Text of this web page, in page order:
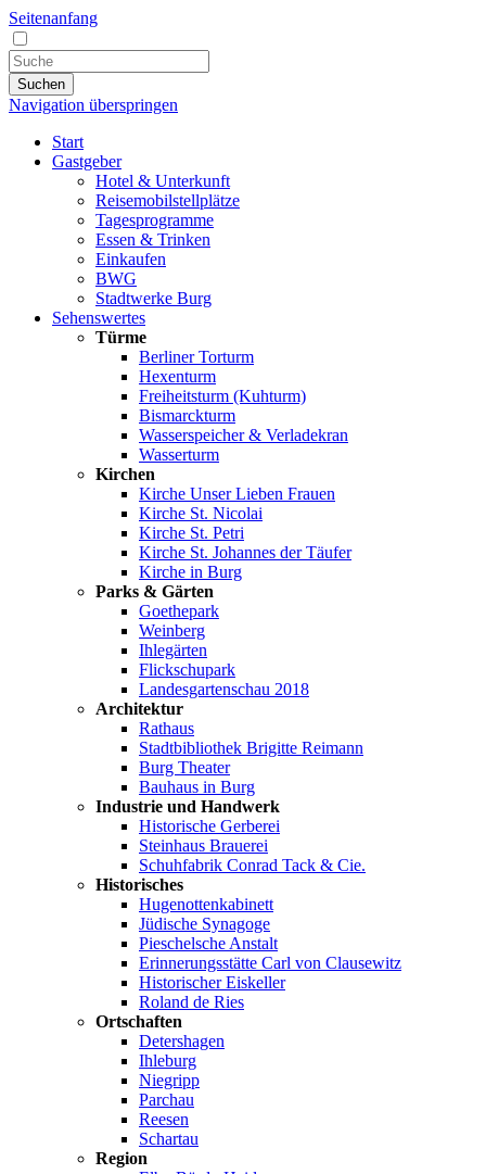
Seitenanfang
Suchen
Navigation überspringen
Start
Gastgeber
Hotel & Unterkunft
Reisemobilstellplätze
Tagesprogramme
Essen & Trinken
Einkaufen
BWG
Stadtwerke Burg
Sehenswertes
Türme
Berliner Torturm
Hexenturm
Freiheitsturm (Kuhturm)
Bismarckturm
Wasserspeicher & Verladekran
Wasserturm
Kirchen
Kirche Unser Lieben Frauen
Kirche St. Nicolai
Kirche St. Petri
Kirche St. Johannes der Täufer
Kirche in Burg
Parks & Gärten
Goethepark
Weinberg
Ihlegärten
Flickschupark
Landesgartenschau 2018
Architektur
Rathaus
Stadtbibliothek Brigitte Reimann
Burg Theater
Bauhaus in Burg
Industrie und Handwerk
Historische Gerberei
Steinhaus Brauerei
Schuhfabrik Conrad Tack & Cie.
Historisches
Hugenottenkabinett
Jüdische Synagoge
Pieschelsche Anstalt
Erinnerungsstätte Carl von Clausewitz
Historischer Eiskeller
Roland de Ries
Ortschaften
Detershagen
Ihleburg
Niegripp
Parchau
Reesen
Schartau
Region